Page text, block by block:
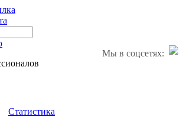
Мы в соцсетях:
Статистика